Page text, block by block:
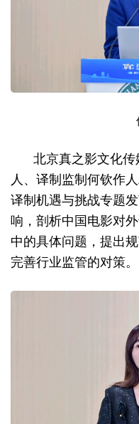
北京真之影文化
人、译制监制何钦作
译制机遇与挑战专题
响，剖析中国电影对
中的具体问题，提出
完善行业监管的对策。